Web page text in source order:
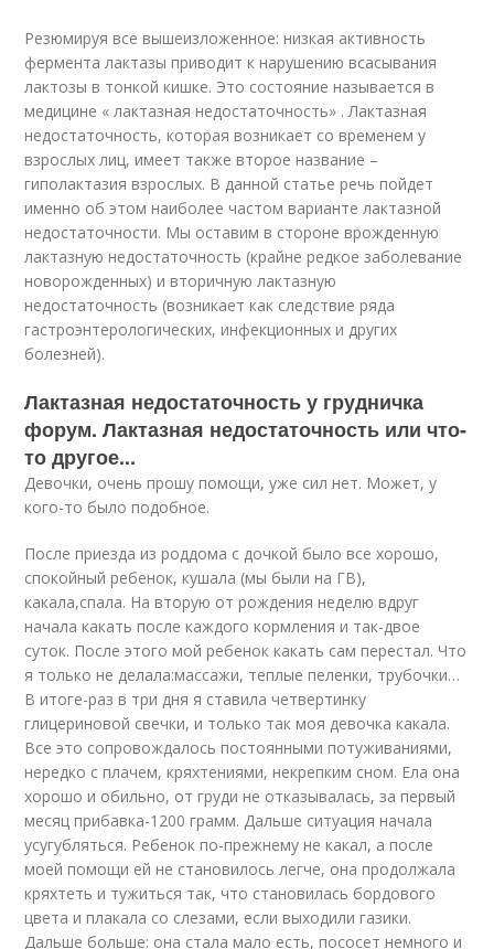
Резюмируя все вышеизложенное: низкая активность
фермента лактазы приводит к нарушению всасывания
лактозы в тонкой кишке. Это состояние называется в
медицине « лактазная недостаточность» . Лактазная
недостаточность, которая возникает со временем у
взрослых лиц, имеет также второе название –
гиполактазия взрослых. В данной статье речь пойдет
именно об этом наиболее частом варианте лактазной
недостаточности. Мы оставим в стороне врожденную
лактазную недостаточность (крайне редкое заболевание
новорожденных) и вторичную лактазную
недостаточность (возникает как следствие ряда
гастроэнтерологических, инфекционных и других
болезней).
Лактазная недостаточность у грудничка
форум. Лактазная недостаточность или что-
то другое...
Девочки, очень прошу помощи, уже сил нет. Может, у
кого-то было подобное.
После приезда из роддома с дочкой было все хорошо,
спокойный ребенок, кушала (мы были на ГВ),
какала,спала. На вторую от рождения неделю вдруг
начала какать после каждого кормления и так-двое
суток. После этого мой ребенок какать сам перестал. Что
я только не делала:массажи, теплые пеленки, трубочки…
В итоге-раз в три дня я ставила четвертинку
глицериновой свечки, и только так моя девочка какала.
Все это сопровождалось постоянными потуживаниями,
нередко с плачем, кряхтениями, некрепким сном. Ела она
хорошо и обильно, от груди не отказывалась, за первый
месяц прибавка-1200 грамм. Дальше ситуация начала
усугубляться. Ребенок по-прежнему не какал, а после
моей помощи ей не становилось легче, она продолжала
кряхтеть и тужиться так, что становилась бордового
цвета и плакала со слезами, если выходили газики.
Дальше больше: она стала мало есть, пососет немного и